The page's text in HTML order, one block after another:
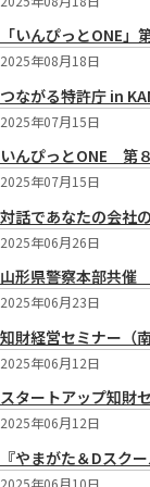
「いんぴっとONE
2025年08月18日
つながる特許庁 in
2025年07月15日
いんぴっとONE 第
2025年07月15日
対話であなたの会社
2025年06月26日
山形県警察本部共催
2025年06月23日
知財経営セミナー（
2025年06月12日
スタートアップ知財
2025年06月12日
『やまがた＆Dスク
2025年06月10日